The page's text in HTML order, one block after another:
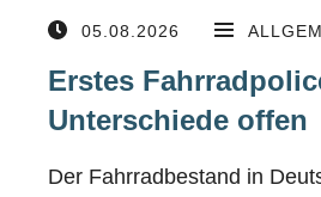
05.08.2026
Erstes
Unterschiede offen
Der Fahrradbestand in